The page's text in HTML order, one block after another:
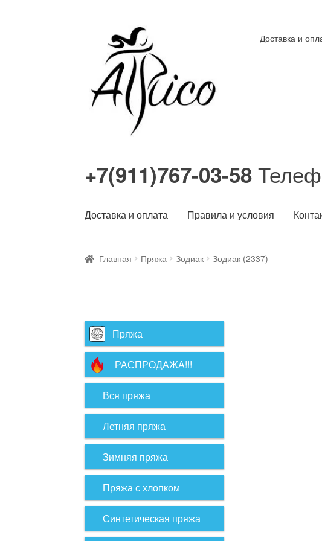
Перейти
навигации
Перейти
содержимому
Доставка и
+7(911)767-03-58
Доставка и оплата Правила и условия
Главная Пряжа Зодиак Зодиак (2337)
Пряжа
РАСПРОДАЖА!!!
Вся пряжа
Летняя пряжа
Зимняя пряжа
Пряжа с хлопком
Синтетическая пряжа